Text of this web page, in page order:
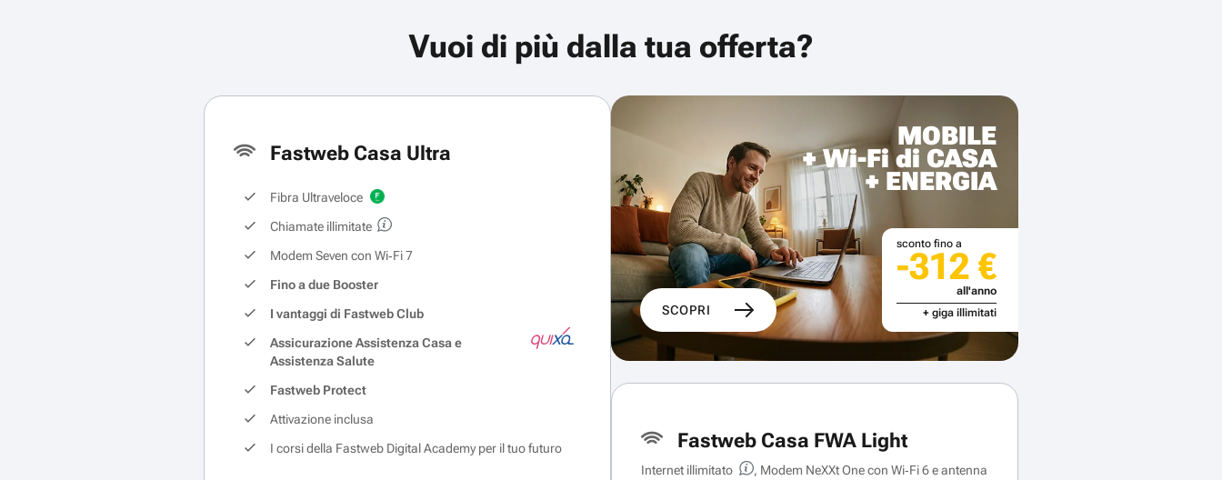
Vuoi di più dalla tua offerta?
Fastweb Casa Ultra
Fibra Ultraveloce
Chiamate illimitate
Modem Seven con Wi‑Fi 7
Fino a due Booster
I vantaggi di Fastweb Club
Assicurazione Assistenza Casa e
Assistenza Salute
Fastweb Protect
Attivazione inclusa
I corsi della Fastweb Digital Academy per il tuo futuro
MOBILE
+ Wi-Fi di CASA
+ ENERGIA
SCOPRI
sconto fino a
-312 €
all'anno
+ giga illimitati
Fastweb Casa FWA Light
Internet illimitato
, Modem NeXXt One con Wi‑Fi 6 e antenna